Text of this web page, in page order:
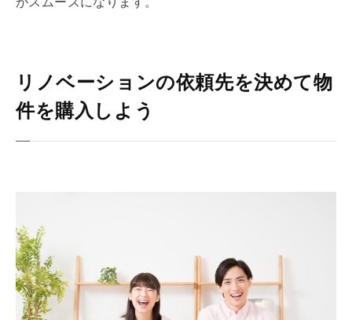
リノベーションの依頼先を決めて物
件を購入しよう